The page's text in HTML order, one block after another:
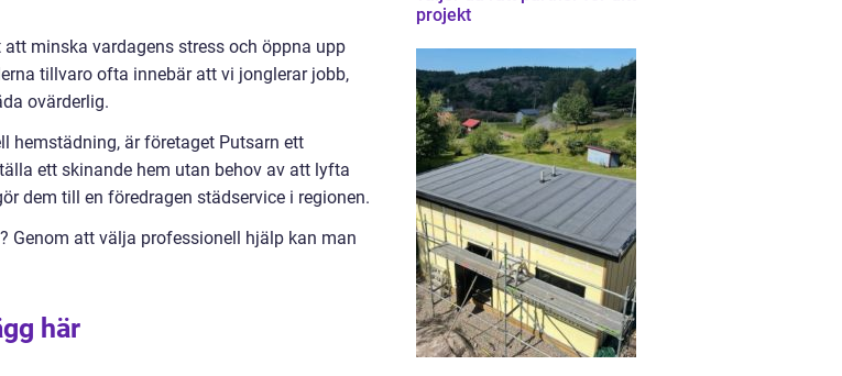
minska vardagens stress och öppna upp
tillvaro ofta innebär att vi jonglerar jobb,
ovärderlig.
hemstädning, är företaget Putsarn ett
ett skinande hem utan behov av att lyfta
dem till en föredragen städservice i regionen.
Genom att välja professionell hjälp kan man
här
projekt